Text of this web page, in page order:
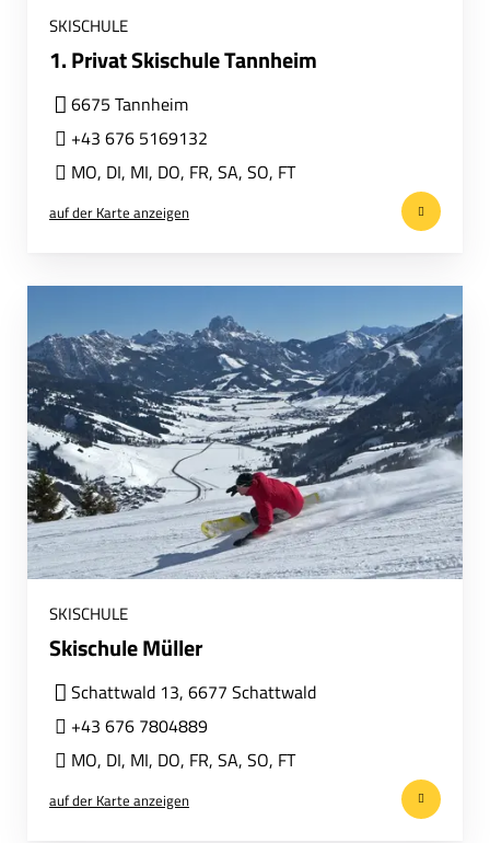
SKISCHULE
1. Privat Skischule Tannheim
6675 Tannheim
+43 676 5169132
MO, DI, MI, DO, FR, SA, SO, FT
auf der Karte anzeigen
SKISCHULE
Skischule Müller
Schattwald 13, 6677 Schattwald
+43 676 7804889
MO, DI, MI, DO, FR, SA, SO, FT
auf der Karte anzeigen